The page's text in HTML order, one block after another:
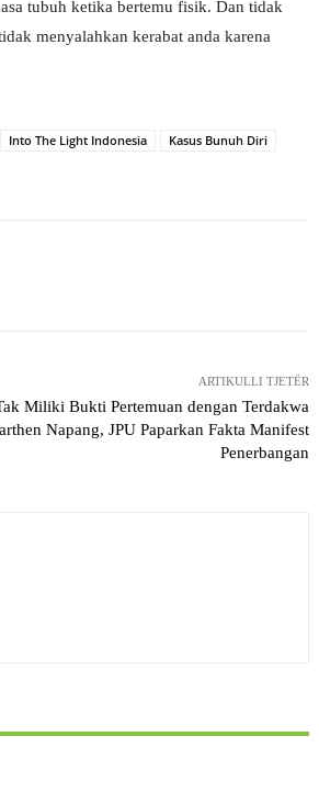
tubuh ketika bertemu fisik. Dan tidak
menyalahkan kerabat anda karena
Into The Light Indonesia
Kasus Bunuh Diri
ARTIKULLI TJETËR
Miliki Bukti Pertemuan dengan Terdakwa
Napang, JPU Paparkan Fakta Manifest
Penerbangan